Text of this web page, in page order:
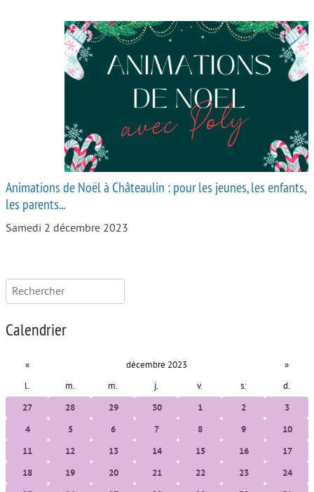
Animations de Noël à Châteaulin : pour les jeunes, les enfants,
les parents...
Samedi 2 décembre 2023
Rechercher :
Calendrier
« décembre 2023 »
l. m. m. j. v. s. d.
27 28 29 30 1 2 3
4 5 6 7 8 9 10
11 12 13 14 15 16 17
18 19 20 21 22 23 24